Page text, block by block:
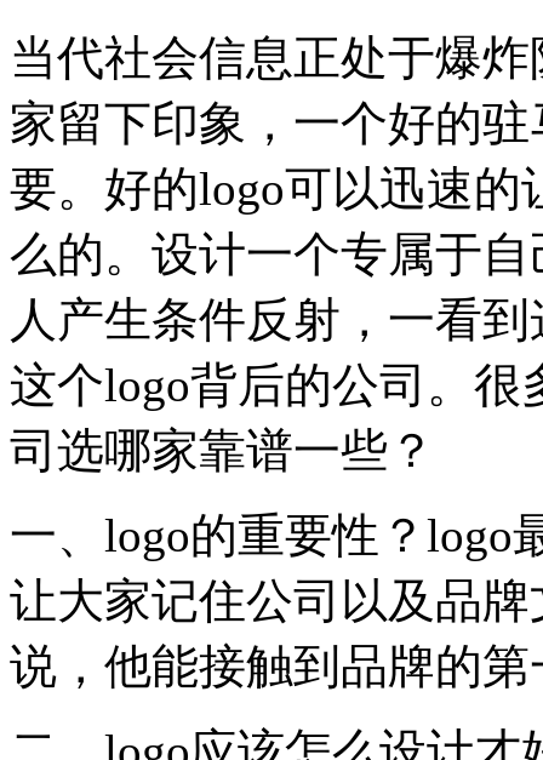
当代社会信息正处于爆
家留下印象，一个好的
要。好的logo可以迅速
么的。设计一个专属于
人产生条件反射，一看
这个logo背后的公司。
司选哪家靠谱一些？
一、logo的重要性？logo
让大家记住公司以及品
说，他能接触到品牌的